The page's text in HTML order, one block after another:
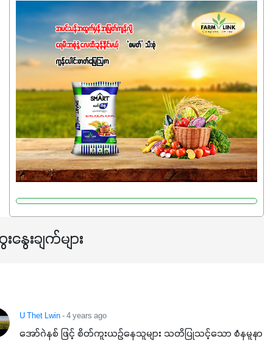
အပင်တိုင်းအတွက် အဓိကအာဟာရNPK (19:7:8)နဲ့ #ဟူးမစ်
အက်စစ်တို့ အချိုးကျ ပေါင်းစပ်ထားတဲ့ ကွန်ပေါင်း
ဓာတ်မြေဩဇာဖြစ်ပါတယ်။ အဓိကအကျိုးကျေးဇူးတွေအနေနဲ့
ကတော့ နိုက်ထရိုဂျင် 19%ပါဝင်တဲ့အတွက် ကလိုရိုဖီးလ်ဖွဲ့စည်း
မှုကို အားပေးကာ သီးနှံပင်များ၏အရွက်များစိမ်းလန်းသန်စွမ်း
ပြီး အစာချက်လုပ်မှုအားကောင်းစေပါတယ်။ အပင်၏ပင်ပိုင်း
ကြီးထွားမှုကို တိုးမြင့်စေကာ အပင်သန်၍ အကြီးမြန်စေပါတယ်။
သင့်တော်တဲ့ Phosphorus 7%ပါဝင်မှုကြောင့် အပင်ရဲ့ အမြစ်
ဖွဲ့စည်းတည်ဆောက်မှုကို ပို၍သန်မာလာအောင် အားပေးပါ
တယ်။ ဒါ့အပြင် ပန်းပွင့်ခြင်း၊အသီးသီးခြင်း၊အစေ့တည်ခြင်း
လုပ်ငန်းစဉ်များကိုလည်း အားပေးပါတယ်။ လုံလောက်တဲ့
Potassium 8%က အပင်ရဲ့ ရောဂါဒဏ်၊ရာသီဥတုဒဏ်ခံနိုင်ရည်
အရသာ ပိုမိုကောင်းမွန်စေဖို့အတွက် လိုအပ်တဲ့အာဟာရဓာတ်
ဖြစ်ပါတယ်။ ဟူးမစ်အက်စစ်ပါဝင်ပေါင်းစပ်ထားတဲ့အတွက်
နှံစားသီးနှံများ၊ပဲအမျိုးမျိုး၊ဟင်းသီးဟင်းရွက်နဲ့ ဥယျာဉ်ခြံသီးနှံ
အားလုံးမှာ အသုံးပြုနိုင်တယ်ဆိုတော့ တစ်မျိုးတည်းနဲ့ အားလုံး
နွေးချက်များ
U Thet Lwin- 4 years ago
အော်ဂဲနစ် ဖြင့် စိတ်ကူးယဉ်နေသူများ သတိပြုသင့်သော စံနမူနာ